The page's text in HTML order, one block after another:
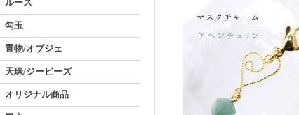
ルース
勾玉
置物/オブジェ
天珠/ジービーズ
オリジナル商品